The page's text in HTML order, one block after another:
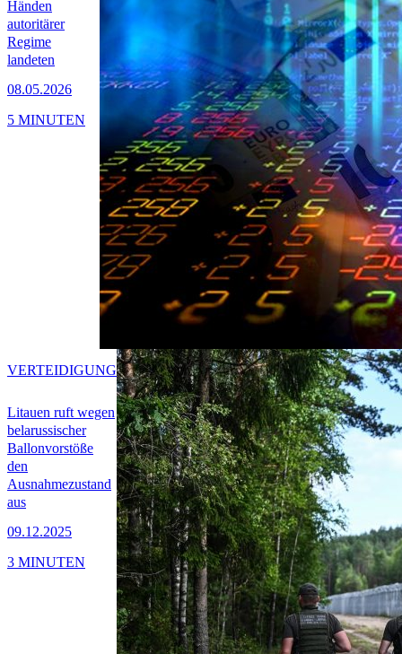
Händen
autoritärer
Regime
landeten
08.05.2026
5 MINUTEN
Litauen ruft wegen
belarussischer
Ballonvorstöße
den
Ausnahmezustand
aus
09.12.2025
VERTEIDIGUNG
3 MINUTEN